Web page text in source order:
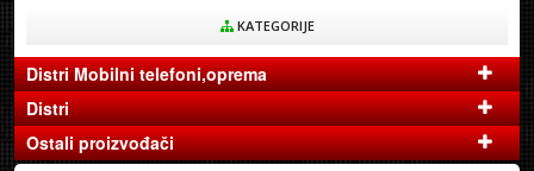
KATEGORIJE
Distri Mobilni telefoni,oprema
Distri
Ostali proizvođači